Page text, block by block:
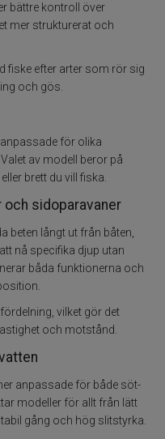
bättre kontroll över
mer strukturerat och
fiske efter arter som rör sig
och gös.
för olika
av modell beror på
brett du vill fiska.
och sidoparavaner
beten långt ut från båten,
nå specifika djup utan
båda funktionerna och
vilket gör det
och motstånd.
anpassade för både söt-
modeller för allt från lätt
gång och hög slitstyrka.